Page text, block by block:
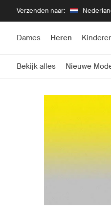
Verzenden naar:
Dames Heren
Bekijk alles Nieuwe